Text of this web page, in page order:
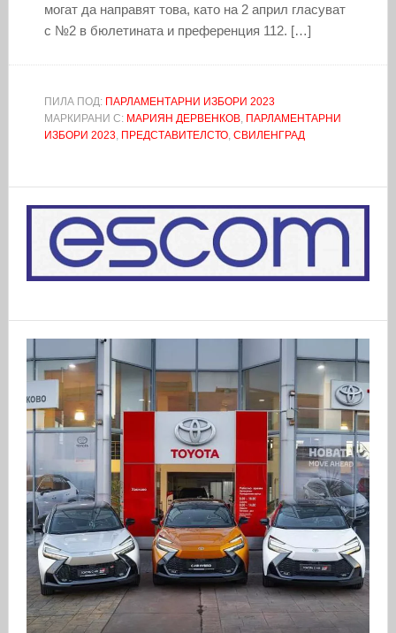
могат да направят това, като на 2 април гласуват
с №2 в бюлетината и преференция 112. […]
ПИЛА ПОД: ПАРЛАМЕНТАРНИ ИЗБОРИ 2023
МАРКИРАНИ С: МАРИЯН ДЕРВЕНКОВ, ПАРЛАМЕНТАРНИ
ИЗБОРИ 2023, ПРЕДСТАВИТЕЛСТО, СВИЛЕНГРАД